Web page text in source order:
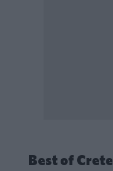
Best of Crete